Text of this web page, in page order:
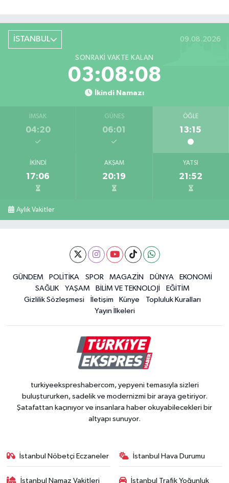
İSTANBUL 09.08.2026
SONRAKI VAKTE KALAN
03:08:08
İkindi Namazı
İMSAK
04:20
GÜNEŞ
06:01
ÖĞLE
13:15
İKINDI
17:06
AKŞAM
20:19
YATSI
21:52
Aylık Vakitler
GÜNDEM POLİTİKA SPOR MAGAZİN DÜNYA
EKONOMİ
SAĞLIK
YAŞAM BİLİM VE TEKNOLOJİ
EĞİTİM
Gizlilik Sözleşmesi
İletişim Künye
Topluluk Kuralları
Yayın İlkeleri
turkiyeekspreshabercom, yepyeni temasıyla sizleri
buluştururken, sadelik ve modernizmi bir araya getiriyor.
Şatafattan kaçınıyor ve insanlara haber okuyabilecekleri bir
altyapı sunuyor.
İstanbul Nöbetçi Eczaneler İstanbul Hava Durumu
İstanbul Namaz Vakitleri İstanbul Trafik Yoğunluk